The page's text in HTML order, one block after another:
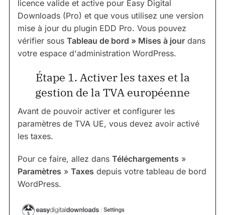
licence valide et active pour Easy Digital
Downloads (Pro) et que vous utilisez une version
mise à jour du plugin EDD Pro. Vous pouvez
vérifier sous Tableau de bord » Mises à jour dans
votre espace d'administration WordPress.
Étape 1. Activer les taxes et la
gestion de la TVA européenne
Avant de pouvoir activer et configurer les
paramètres de TVA UE, vous devez avoir activé
les taxes.
Pour ce faire, allez dans Téléchargements »
Paramètres » Taxes depuis votre tableau de bord
WordPress.